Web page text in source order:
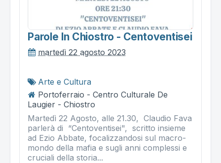
Parole In Chiostro - Centoventisei
martedì 22 agosto 2023
Arte e Cultura
Portoferraio - Centro Culturale De
Laugier - Chiostro
Martedì 22 Agosto, alle 21.30, Claudio Fava
parlerà di “Centoventisei", scritto insieme
ad Ezio Abbate, focalizzandosi sul macro-
mondo della mafia e sugli anni complessi e
cruciali della storia...